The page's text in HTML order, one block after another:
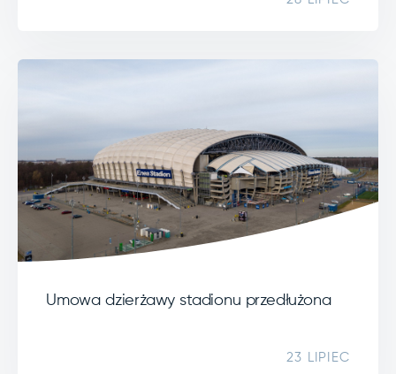
Umowa dzierżawy stadionu przedłużona
23 LIPIEC